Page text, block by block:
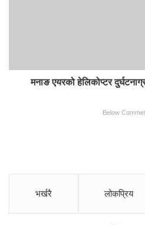
मनाङ एयरको हेलिकोप्टर
Below
भर्खरै लोकप्रिय